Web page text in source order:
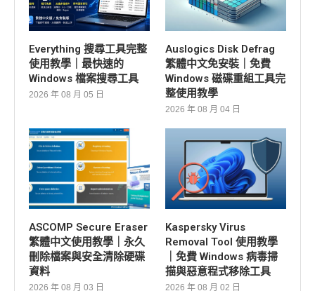
Everything 搜尋工具完整
使用教學｜最快速的
Windows 檔案搜尋工具
2026 年 08 月 05 日
Auslogics Disk Defrag
繁體中文免安裝｜免費
Windows 磁碟重組工具完
整使用教學
2026 年 08 月 04 日
ASCOMP Secure Eraser
繁體中文使用教學｜永久
刪除檔案與安全清除硬碟
資料
2026 年 08 月 03 日
Kaspersky Virus
Removal Tool 使用教學
｜免費 Windows 病毒掃
描與惡意程式移除工具
2026 年 08 月 02 日